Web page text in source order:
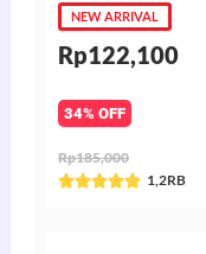
NEW ARRIVAL
Rp122,100
34% OFF
Rp185,000
Rated
1,2RB